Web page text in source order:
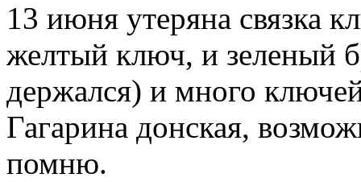
13 июня утеряна связка
желтый ключ, и зеленый
держался) и много
Гагарина донская,
помню.